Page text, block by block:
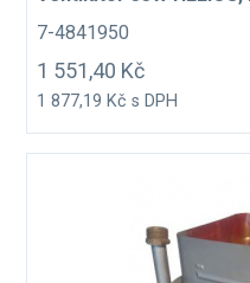
7-4841950
1 551,40 Kč
1 877,19 Kč s DPH